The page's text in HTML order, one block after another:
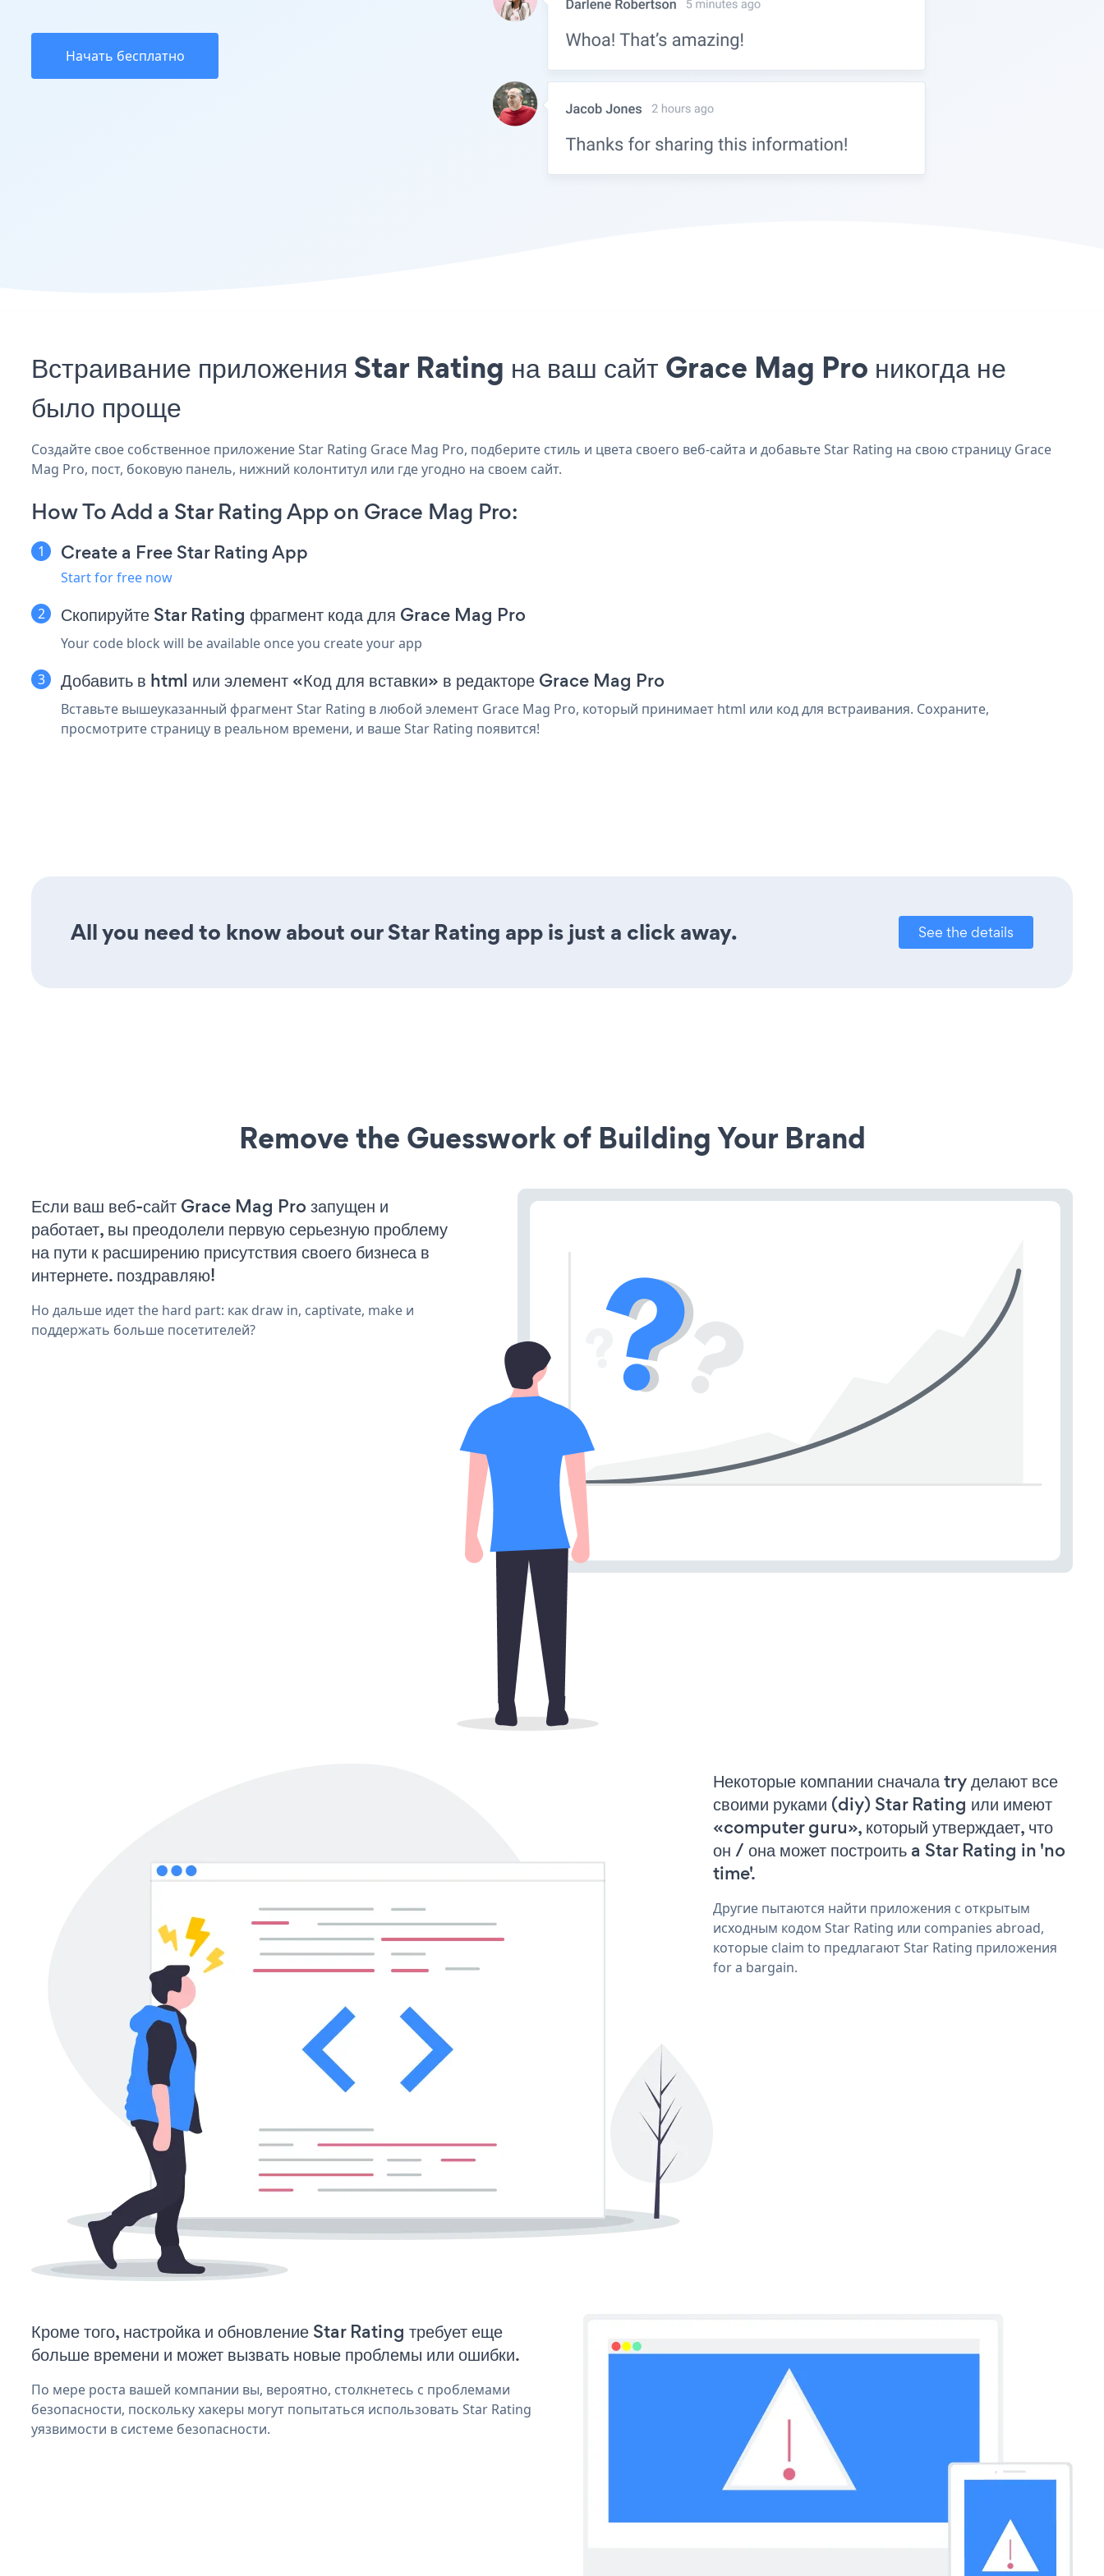
Начать бесплатно
Встраивание приложения Star Rating на ваш сайт Grace Mag Pro никогда не
было проще
Создайте свое собственное приложение Star Rating Grace Mag Pro, подберите стиль и цвета своего веб-сайта и добавьте Star Rating на свою страницу Grace
Mag Pro, пост, боковую панель, нижний колонтитул или где угодно на своем сайт.
How To Add a Star Rating App on Grace Mag Pro:
Create a Free Star Rating App
Start for free now
Скопируйте Star Rating фрагмент кода для Grace Mag Pro
Your code block will be available once you create your app
Добавить в html или элемент «Код для вставки» в редакторе Grace Mag Pro
Вставьте вышеуказанный фрагмент Star Rating в любой элемент Grace Mag Pro, который принимает html или код для встраивания. Сохраните,
просмотрите страницу в реальном времени, и ваше Star Rating появится!
All you need to know about our Star Rating app is just a click away. See the details
Remove the Guesswork of Building Your Brand
Если ваш веб-сайт Grace Mag Pro запущен и
работает, вы преодолели первую серьезную проблему
на пути к расширению присутствия своего бизнеса в
интернете. поздравляю!
Но дальше идет the hard part: как draw in, captivate, make и
поддержать больше посетителей?
Некоторые компании сначала try делают все
своими руками (diy) Star Rating или имеют
«computer guru», который утверждает, что
он / она может построить a Star Rating in 'no
time'.
Другие пытаются найти приложения с открытым
исходным кодом Star Rating или companies abroad,
которые claim to предлагают Star Rating приложения
for a bargain.
Кроме того, настройка и обновление Star Rating требует еще
больше времени и может вызвать новые проблемы или ошибки.
По мере роста вашей компании вы, вероятно, столкнетесь с проблемами
безопасности, поскольку хакеры могут попытаться использовать Star Rating
уязвимости в системе безопасности.